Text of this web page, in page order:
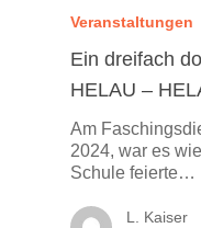
Veranstaltungen
Ein dreifach
HELAU –
Am
2024, war es
Schule feierte…
L. Kaiser